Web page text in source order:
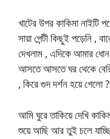
খাটের উপর কাকিমা নাইটি
সায়া পেন্টী কিছুই পড়েনি ,
দেখলাম , এদিকে আমার ধোন
আসতে আসতে ঘর থেকে
, কিরে গুদ দর্শন হয়ে গেলো ?
আমি ঘুরে তাকিয়ে দেখি
শুয়ে আছি আর তুই চলে